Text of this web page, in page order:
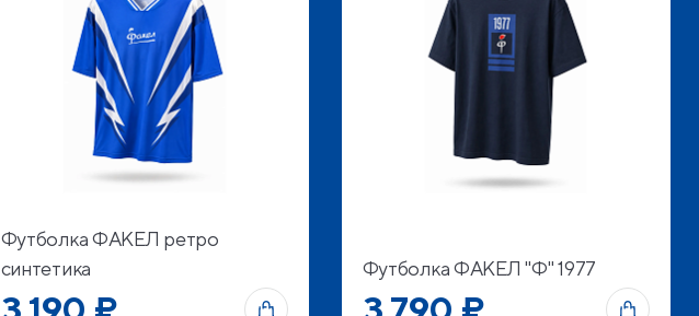
Футболка ФАКЕЛ ретро
синтетика
Футболка ФАКЕЛ "Ф" 1977